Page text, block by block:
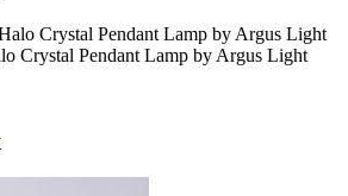
Crystal Pendant Lamp by Argus Light